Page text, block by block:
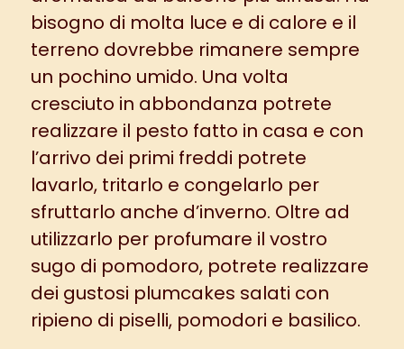
bisogno di molta luce e di calore e il
terreno dovrebbe rimanere sempre
un pochino umido. Una volta
cresciuto in abbondanza potrete
realizzare il pesto fatto in casa e con
l’arrivo dei primi freddi potrete
lavarlo, tritarlo e congelarlo per
sfruttarlo anche d’inverno. Oltre ad
utilizzarlo per profumare il vostro
sugo di pomodoro, potrete realizzare
dei gustosi plumcakes salati con
ripieno di piselli, pomodori e basilico.